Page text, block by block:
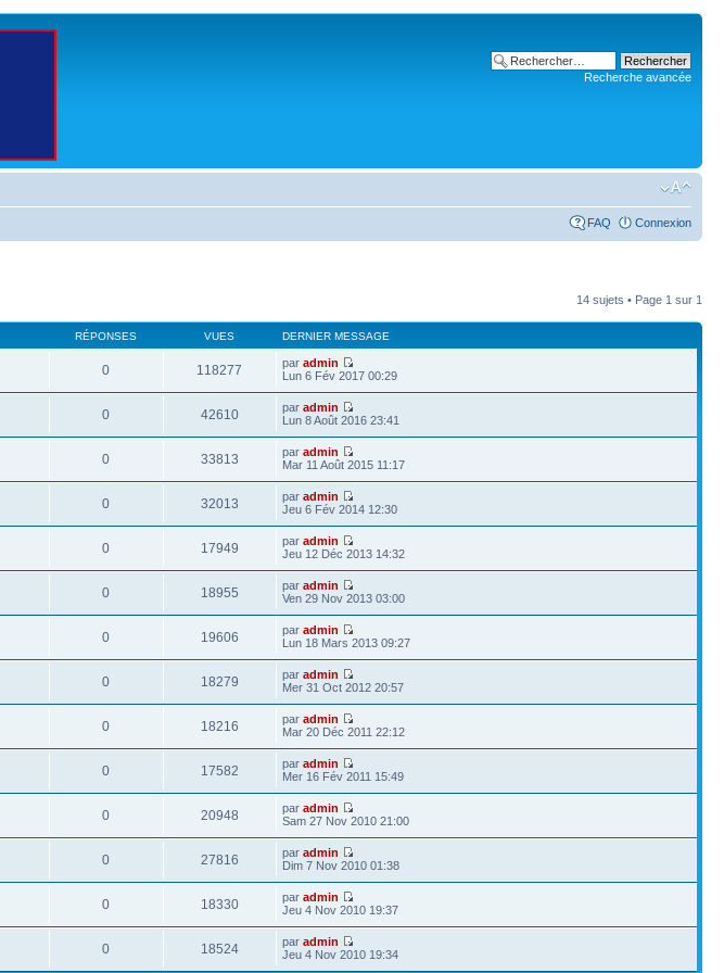
Recherche avancée
FAQ Connexion
14 sujets • Page 1 sur 1
RÉPONSES VUES DERNIER MESSAGE
0 118277 paradmin
Lun 6 Fév 2017 00:29
0 42610 paradmin
Lun 8 Août 2016 23:41
0 33813 paradmin
Mar 11 Août 2015 11:17
0 32013 paradmin
Jeu 6 Fév 2014 12:30
0 17949 paradmin
Jeu 12 Déc 2013 14:32
0 18955 paradmin
Ven 29 Nov 2013 03:00
0 19606 paradmin
Lun 18 Mars 2013 09:27
0 18279 paradmin
Mer 31 Oct 2012 20:57
0 18216 paradmin
Mar 20 Déc 2011 22:12
0 17582 paradmin
Mer 16 Fév 2011 15:49
0 20948 paradmin
Sam 27 Nov 2010 21:00
0 27816 paradmin
Dim 7 Nov 2010 01:38
0 18330 paradmin
Jeu 4 Nov 2010 19:37
0 18524 paradmin
Jeu 4 Nov 2010 19:34